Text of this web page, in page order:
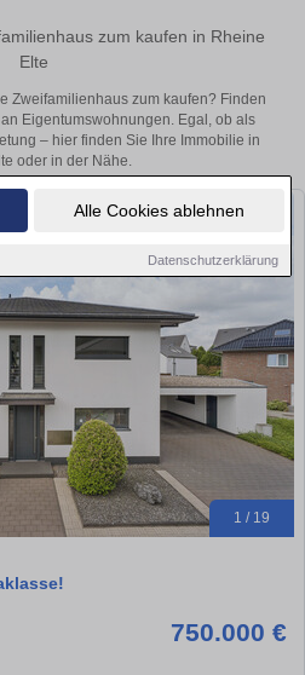
Alle Cookies ablehnen
Datenschutzerklärung
zum kaufen in Rheine
Elte
Zweifamilienhaus zum kaufen? Finden
Eigentumswohnungen. Egal, ob als
– hier finden Sie Ihre Immobilie in
oder in der Nähe.
1 / 19
750.000 €